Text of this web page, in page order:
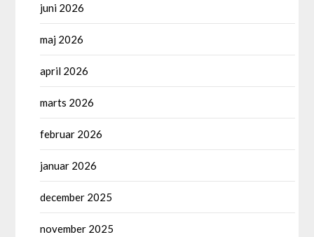
juni 2026
maj 2026
april 2026
marts 2026
februar 2026
januar 2026
december 2025
november 2025